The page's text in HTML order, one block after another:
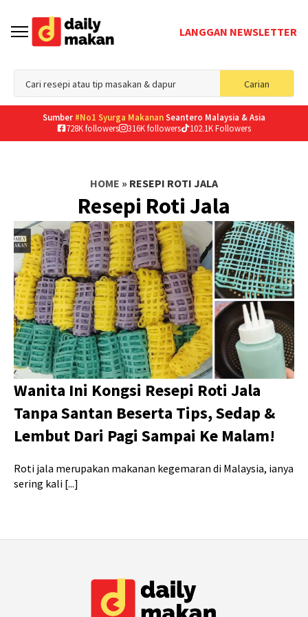
LANGGAN NEWSLETTER
Carian
for:
Sumber #No1 Syurga MakananSeantero Malaysia & Asia
728K followers
316K followers 102.1K Followers
HOME » RESEPI ROTI JALA
Resepi Roti Jala
Wanita Ini Kongsi Resepi Roti Jala
Tanpa Santan Beserta Tips, Sedap &
Lembut Dari Pagi Sampai Ke Malam!
Roti jala merupakan makanan kegemaran di Malaysia, ianya
sering kali [...]